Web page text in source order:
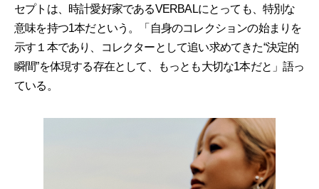
セプトは、時計愛好家であるVERBALにとっても、特別な
意味を持つ1本だという。「自身のコレクションの始まりを
示す１本であり、コレクターとして追い求めてきた“決定的
瞬間”を体現する存在として、もっとも大切な1本だと」語っ
ている。